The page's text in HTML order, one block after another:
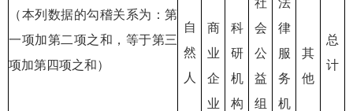
（本列数据的勾稽关系为：第
一项加第二项之和，等于第三
项加第四项之和）
自
然
人
总
计
商
业
企
业
科
研
机
构
会
公
益
组
律
服
务
机
其
他